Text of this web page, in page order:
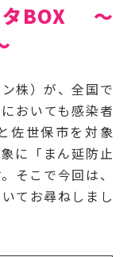
タBOX ～
株）が、全国で
おいても感染者
佐世保市を対象
に「まん延防止
そこで今回は、
てお尋ねしまし